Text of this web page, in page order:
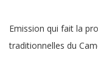
Emission qui fait la
traditionnelles du